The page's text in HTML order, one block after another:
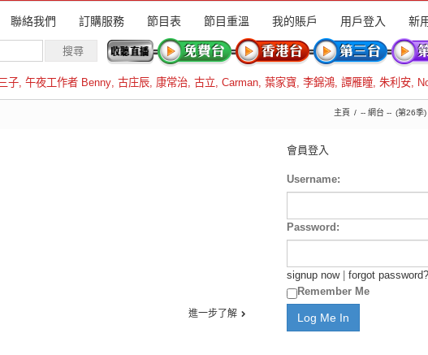
聯絡我們 訂購服務 節目表 節目重溫 我的賬戶 用戶登入 新
子, 午夜工作者 Benny, 古庄辰, 康常治, 古立, Carman, 葉家寶, 李錦鴻, 譚雁瞳, 朱利安,
主頁 -- 網台 -- (第26季
進一步了解
會員登入
Username:
Password:
signup now| forgot password?
Remember Me